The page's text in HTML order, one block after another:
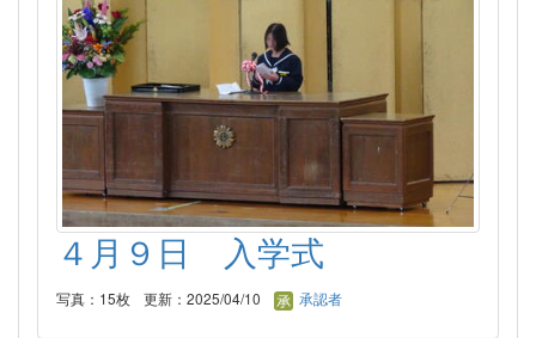
４月９日 入学式
写真：15枚 更新：2025/04/10 承認者